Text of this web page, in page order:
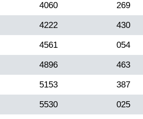
4060 269
4222 430
4561 054
4896 463
5153 387
5530 025